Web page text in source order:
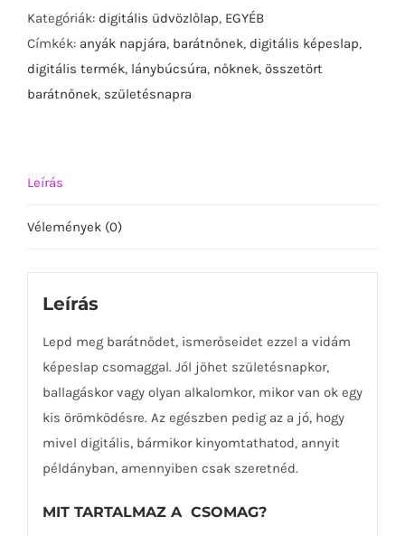
-
digitális
képeslap
csomag-
Kategóriák: digitális üdvözlőlap, EGYÉB
Címkék: anyák napjára, barátnőnek, digitális képeslap,
digitális termék, lánybúcsúra, nőknek, összetört
barátnőnek, születésnapra
Leírás
Vélemények (0)
Leírás
Lepd meg barátnődet, ismerőseidet ezzel a vidám
képeslap csomaggal. Jól jöhet születésnapkor,
ballagáskor vagy olyan alkalomkor, mikor van ok egy
kis örömködésre. Az egészben pedig az a jó, hogy
mivel digitális, bármikor kinyomtathatod, annyit
példányban, amennyiben csak szeretnéd.
MIT TARTALMAZ A CSOMAG?